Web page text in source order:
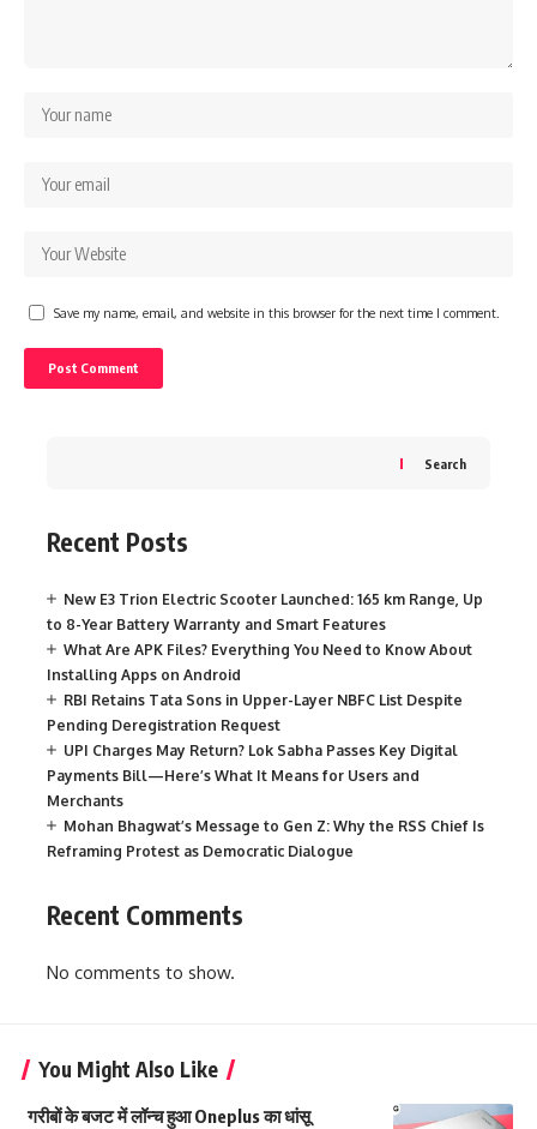
Save my name, email, and website in this browser for the next time I comment.
Search
Recent Posts
New E3 Trion Electric Scooter Launched: 165 km Range, Up
to 8-Year Battery Warranty and Smart Features
What Are APK Files? Everything You Need to Know About
Installing Apps on Android
RBI Retains Tata Sons in Upper-Layer NBFC List Despite
Pending Deregistration Request
UPI Charges May Return? Lok Sabha Passes Key Digital
Payments Bill—Here’s What It Means for Users and
Merchants
Mohan Bhagwat’s Message to Gen Z: Why the RSS Chief Is
Reframing Protest as Democratic Dialogue
Recent Comments
No comments to show.
You Might Also Like
गरीबों के बजट में लॉन्च हुआ Oneplus का धांसू